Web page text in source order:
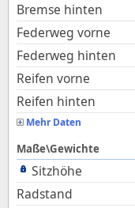
Bremse hinten
Federweg vorne
Federweg hinten
Reifen vorne
Reifen hinten
Mehr Daten
Maße\Gewichte
Sitzhöhe
Radstand